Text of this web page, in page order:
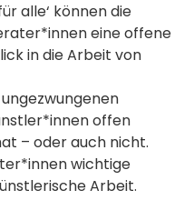
alle‘ können die
eine offene
in die Arbeit von
offen
– oder auch nicht.
wichtige
Arbeit.